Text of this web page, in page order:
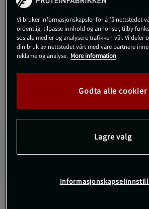
499 kr Kjøp
Vi bruker informasjonskapsler for å få nettstedet
ordentlig, tilpasse innhold og annonser, tilby
sosiale medier og analysere trafikken vår. Vi deler
din bruk av nettstedet vårt med våre partnere
reklame og analyse. More information
Godta alle cookier
Lagre valg